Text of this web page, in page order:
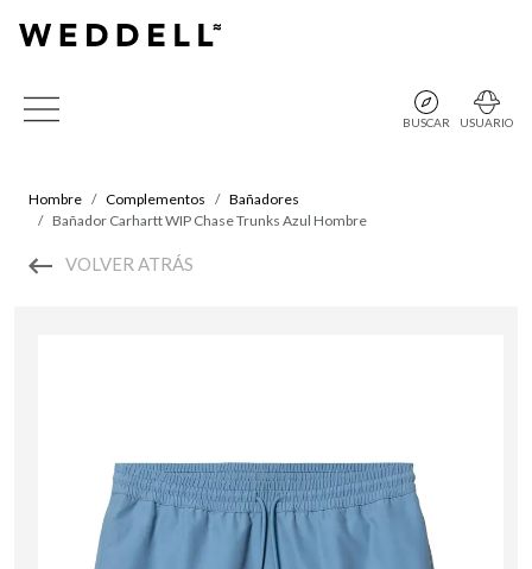
BUSCAR USUARIO
Hombre Complementos
Bañadores
Bañador Carhartt WIP Chase Trunks Azul Hombre
VOLVER ATRÁS